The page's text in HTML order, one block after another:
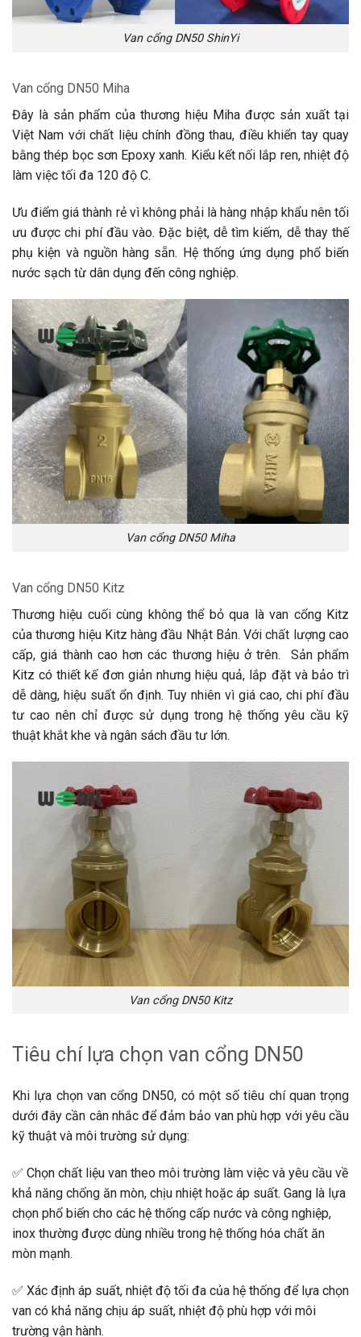
Van cổng DN50 ShinYi
Van cổng DN50 Miha
Đây là sản phẩm của thương hiệu Miha được sản xuất tại
Việt Nam với chất liệu chính đồng thau, điều khiển tay quay
bằng thép bọc sơn Epoxy xanh. Kiểu kết nối lắp ren, nhiệt độ
làm việc tối đa 120 độ C.
Ưu điểm giá thành rẻ vì không phải là hàng nhập khẩu nên tối
ưu được chi phí đầu vào. Đặc biệt, dễ tìm kiếm, dễ thay thế
phụ kiện và nguồn hàng sẵn. Hệ thống ứng dụng phổ biến
nước sạch từ dân dụng đến công nghiệp.
Van cổng DN50 Miha
Van cổng DN50 Kitz
Thương hiệu cuối cùng không thể bỏ qua là van cổng Kitz
của thương hiệu Kitz hàng đầu Nhật Bản. Với chất lượng cao
cấp, giá thành cao hơn các thương hiệu ở trên. Sản phẩm
Kitz có thiết kế đơn giản nhưng hiệu quả, lắp đặt và bảo trì
dễ dàng, hiệu suất ổn định. Tuy nhiên vì giá cao, chi phí đầu
tư cao nên chỉ được sử dụng trong hệ thống yêu cầu kỹ
thuật khắt khe và ngân sách đầu tư lớn.
Van cổng DN50 Kitz
Tiêu chí lựa chọn van cổng DN50
Khi lựa chọn van cổng DN50, có một số tiêu chí quan trọng
dưới đây cần cân nhắc để đảm bảo van phù hợp với yêu cầu
kỹ thuật và môi trường sử dụng:
✅ Chọn chất liệu van theo môi trường làm việc và yêu cầu về
khả năng chống ăn mòn, chịu nhiệt hoặc áp suất. Gang là lựa
chọn phổ biến cho các hệ thống cấp nước và công nghiệp,
inox thường được dùng nhiều trong hệ thống hóa chất ăn
mòn mạnh.
✅ Xác định áp suất, nhiệt độ tối đa của hệ thống để lựa chọn
van có khả năng chịu áp suất, nhiệt độ phù hợp với môi
trường vận hành.